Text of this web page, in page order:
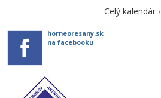
Celý kalendár ›
horneoresany.sk
na facebooku